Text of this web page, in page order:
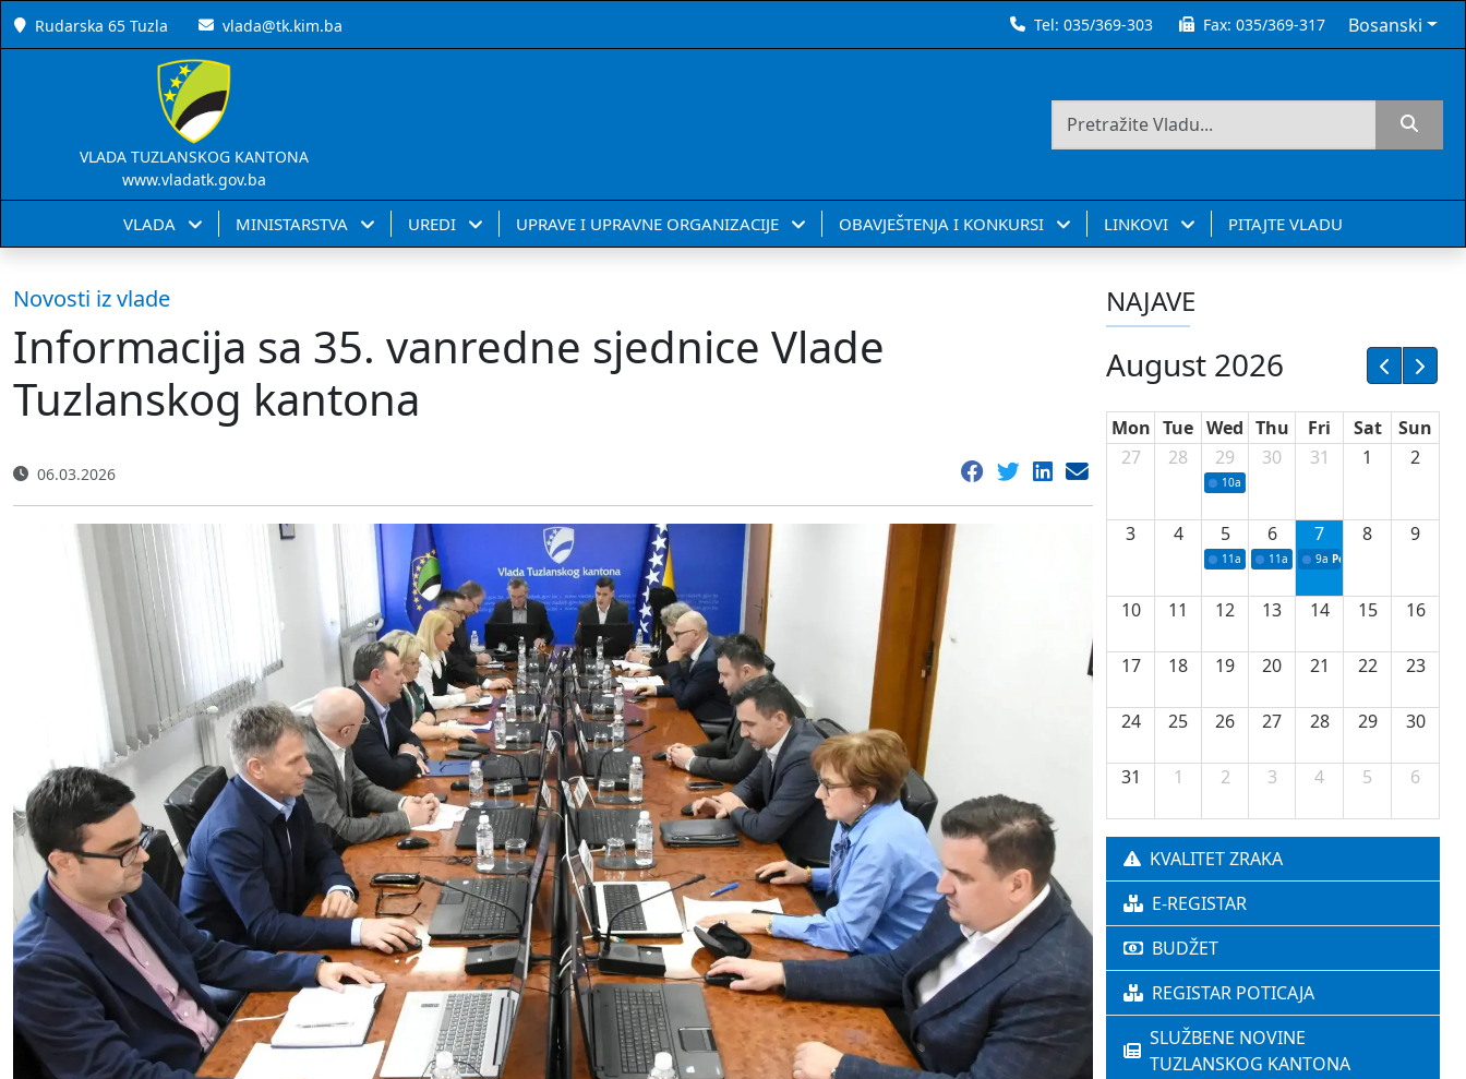
Rudarska 65 Tuzla vlada@tk.kim.ba Tel:035/369-303 Fax:035/369-317 Bosanski
VLADA TUZLANSKOG KANTONA
www.vladatk.gov.ba
VLADA MINISTARSTVA UREDI UPRAVE I UPRAVNE ORGANIZACIJE OBAVJEŠTENJA I KONKURSI LINKOVI PITAJTE VLADU
Novosti iz vlade
Informacija sa 35. vanredne sjednice Vlade
Tuzlanskog kantona
06.03.2026
NAJAVE
August 2026
Mon Tue Wed Thu Fri Sat
Sun
27
28 29
10a Potpisivanje ugovora sa neprofitnim
30 31 1 2
3 4 5
11a Potpisivanje ugovora o stipendijama
6
11a Podrška razvoju vodne
7
9a Početak izgradnje nove
8 9
10 11 12 13 14 15 16
17 18 19 20 21 22 23
24 25 26 27 28 29 30
31 1 2 3 4 5 6
KVALITET ZRAKA
E-REGISTAR
BUDŽET
REGISTAR POTICAJA
SLUŽBENE NOVINE
TUZLANSKOG KANTONA